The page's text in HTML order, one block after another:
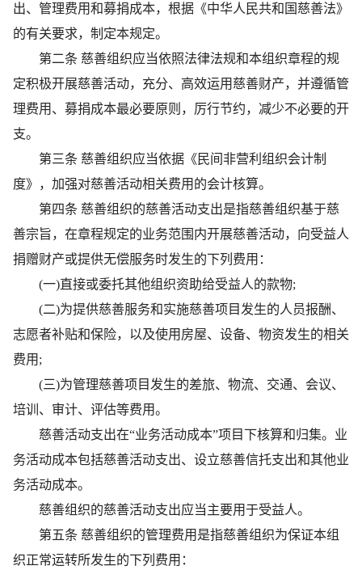
出、管理费用和募捐成本，根据《中华人民共和国慈善法》
的有关要求，制定本规定。
第二条 慈善组织应当依照法律法规和本组织章程的规
定积极开展慈善活动，充分、高效运用慈善财产，并遵循管
理费用、募捐成本最必要原则，厉行节约，减少不必要的开
支。
第三条 慈善组织应当依据《民间非营利组织会计制
度》，加强对慈善活动相关费用的会计核算。
第四条 慈善组织的慈善活动支出是指慈善组织基于慈
善宗旨，在章程规定的业务范围内开展慈善活动，向受益人
捐赠财产或提供无偿服务时发生的下列费用：
(一)直接或委托其他组织资助给受益人的款物;
(二)为提供慈善服务和实施慈善项目发生的人员报酬、
志愿者补贴和保险，以及使用房屋、设备、物资发生的相关
费用;
(三)为管理慈善项目发生的差旅、物流、交通、会议、
培训、审计、评估等费用。
慈善活动支出在“业务活动成本”项目下核算和归集。业
务活动成本包括慈善活动支出、设立慈善信托支出和其他业
务活动成本。
慈善组织的慈善活动支出应当主要用于受益人。
第五条 慈善组织的管理费用是指慈善组织为保证本组
织正常运转所发生的下列费用：